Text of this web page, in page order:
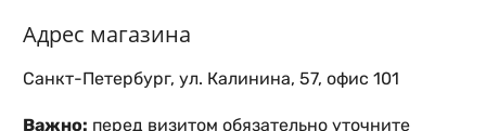
Адрес магазина
Санкт-Петербург, ул. Калинина, 57, офис 101
Важно: перед визитом обязательно уточните